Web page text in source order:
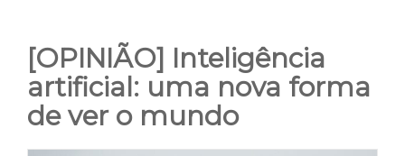
[OPINIÃO] Inteligência
artificial: uma nova forma
de ver o mundo